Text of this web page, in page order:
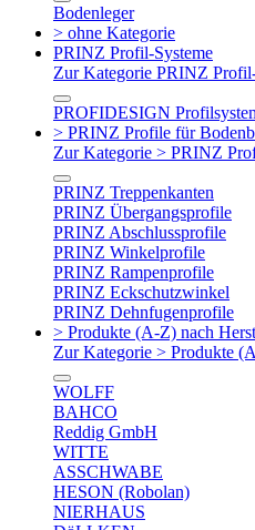
Bodenleger
> ohne Kategorie
PRINZ Profil-Systeme
Zur Kategorie PRINZ
PROFIDESIGN
> PRINZ Profile für
Zur Kategorie > PRINZ
PRINZ Treppenkanten
PRINZ Übergangsprofile
PRINZ Abschlussprofile
PRINZ Winkelprofile
PRINZ Rampenprofile
PRINZ Eckschutzwinkel
PRINZ Dehnfugenprofile
> Produkte (A-Z) nach
Zur Kategorie > Produkte
WOLFF
BAHCO
Reddig GmbH
WITTE
ASSCHWABE
HESON (Robolan)
NIERHAUS